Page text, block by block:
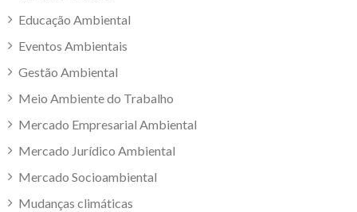
Educação Ambiental
Eventos Ambientais
Gestão Ambiental
Meio Ambiente do Trabalho
Mercado Empresarial Ambiental
Mercado Jurídico Ambiental
Mercado Socioambiental
Mudanças climáticas